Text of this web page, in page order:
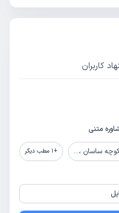
کاربران
متنی
رازبان ، طبقه 5 +
1 مطب دیگر